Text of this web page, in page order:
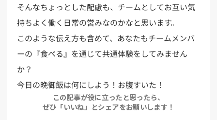
そんなちょっとした配慮も、チームとしてお互い気
持ちよく働く日常の営みなのかなと思います。
このような伝え方も含めて、あなたもチームメンバ
ーの『食べる』を通じて共通体験をしてみません
か？
今日の晩御飯は何にしよう！お腹すいた！
この記事が役に立ったと思ったら、
ぜひ「いいね」とシェアをお願いします！